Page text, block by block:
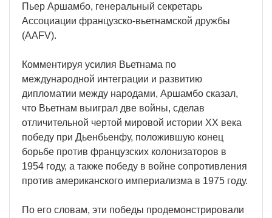
Пьер Аршамбо, генеральный секретарь
Ассоциации французско-вьетнамской дружбы
(AAFV).
Комментируя усилия Вьетнама по
международной интеграции и развитию
дипломатии между народами, Аршамбо сказал,
что Вьетнам выиграл две войны, сделав
отличительной чертой мировой истории XX века
победу при Дьенбьенфу, положившую конец
борьбе против французских колонизаторов в
1954 году, а также победу в войне сопротивления
против американского империализма в 1975 году.
По его словам, эти победы продемонстрировали